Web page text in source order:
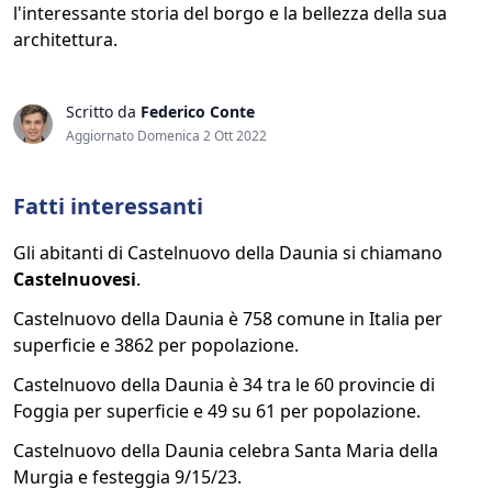
l'interessante storia del borgo e la bellezza della sua
architettura.
Scritto da Federico Conte
Aggiornato Domenica 2 Ott 2022
Fatti interessanti
Gli abitanti di Castelnuovo della Daunia si chiamano
Castelnuovesi.
Castelnuovo della Daunia è 758 comune in Italia per
superficie e 3862 per popolazione.
Castelnuovo della Daunia è 34 tra le 60 provincie di
Foggia per superficie e 49 su 61 per popolazione.
Castelnuovo della Daunia celebra Santa Maria della
Murgia e festeggia 9/15/23.